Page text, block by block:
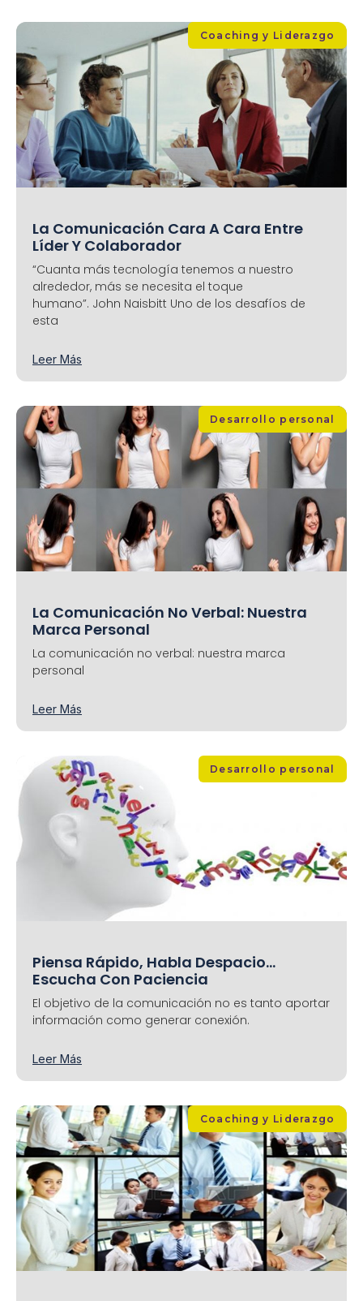
Coaching y Liderazgo
La Comunicación Cara A Cara Entre
Líder Y Colaborador
“Cuanta más tecnología tenemos a nuestro
alrededor, más se necesita el toque
humano”. John Naisbitt Uno de los desafíos de
esta
Leer Más
Desarrollo personal
La Comunicación No Verbal: Nuestra
Marca Personal
La comunicación no verbal: nuestra marca
personal
Leer Más
Desarrollo personal
Piensa Rápido, Habla Despacio…
Escucha Con Paciencia
El objetivo de la comunicación no es tanto aportar
información como generar conexión.
Leer Más
Coaching y Liderazgo